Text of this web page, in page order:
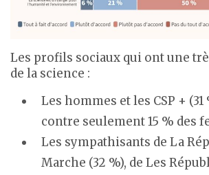
Les profils sociaux qui ont une
de la science :
Les hommes et les CSP + (31
contre seulement 15 % des
Les sympathisants de La
Marche (32 %), de Les